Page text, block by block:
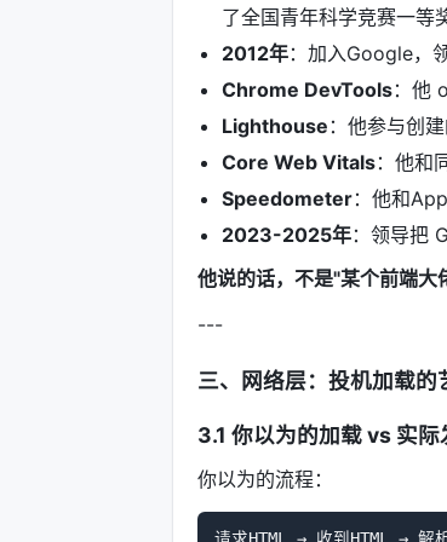
了全国青年科学竞赛一等
2012年：加入Google，
Chrome DevTools：他
Lighthouse ：他参与创
Core Web Vitals：他和
Speedometer：他和
2023-2025年：领导把
他说的话，不是"某个前端大
---
三、网络层：投机加载的
3.1 你以为的加载 vs 实
你以为的流程：